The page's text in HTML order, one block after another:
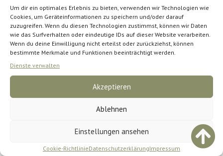
Um dir ein optimales Erlebnis zu bieten, verwenden wir Technologien wie
Cookies, um Geräteinformationen zu speichern und/oder darauf
zuzugreifen. Wenn du diesen Technologien zustimmst, können wir Daten
wie das Surfverhalten oder eindeutige IDs auf dieser Website verarbeiten.
Wenn du deine Einwilligung nicht erteilst oder zurückziehst, können
bestimmte Merkmale und Funktionen beeinträchtigt werden.
Dienste verwalten
Akzeptieren
Ablehnen
Einstellungen ansehen
Cookie-RichtlinieDatenschutzerklärungImpressum